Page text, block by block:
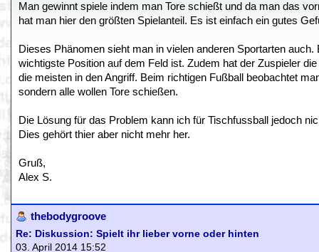
Man gewinnt spiele indem man Tore schießt und da man das
hat man hier den größten Spielanteil. Es ist einfach ein gutes
Dieses Phänomen sieht man in vielen anderen Sportarten
wichtigste Position auf dem Feld ist. Zudem hat der Zuspieler
die meisten in den Angriff. Beim richtigen Fußball beobachtet
sondern alle wollen Tore schießen.
Die Lösung für das Problem kann ich für Tischfussball jedoch
Dies gehört thier aber nicht mehr her.
Gruß,
Alex S.
thebodygroove
Re: Diskussion: Spielt ihr lieber vorne oder hinten
03. April 2014 15:52